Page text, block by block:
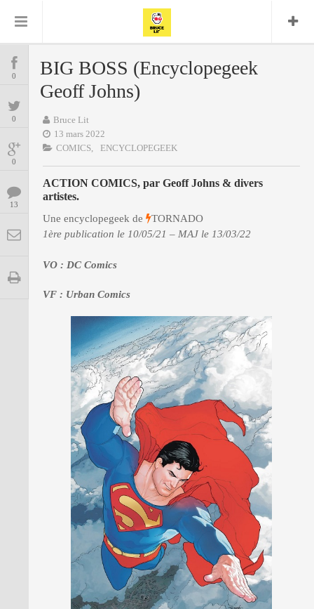
COMICS
MANGAS
BD
ENCYCLOPEGEEK
CINE-SERIES-ANIME
MUSIQUE
LA BRUCE TEAM : SAISON 13
0
0
0
13
BIG BOSS (Encyclopegeek
Geoff Johns)
Bruce Lit
13 mars 2022
COMICS,
ENCYCLOPEGEEK
ACTION COMICS, par Geoff Johns & divers
artistes.
Une encyclopegeek de
TORNADO
1ère publication le 10/05/21 – MAJ le 13/03/22
VO : DC Comics
VF : Urban Comics
Comics
Daredevil
Delcourt
Encyclopegeek Figure
Replay
Glénat Graphic Novel
Independants JB Vu Van
Nguyen
Marvel Mattie boy Musique
Panini
Présence Punisher Rock Semic
Tornado Urban Vertigo